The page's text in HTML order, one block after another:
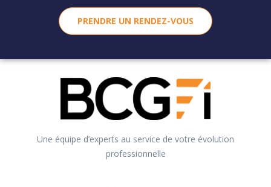
PRENDRE UN RENDEZ-VOUS
Une équipe d’experts au service de votre évolution
professionnelle